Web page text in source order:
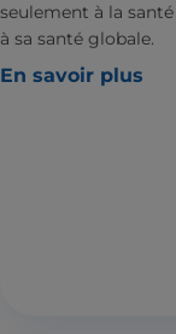
seulement à la
à sa santé globale.
En savoir plus